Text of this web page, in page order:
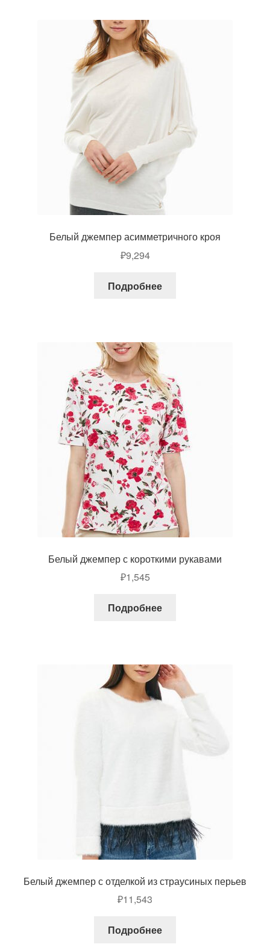
Белый джемпер асимметричного кроя
₽9,294
Подробнее
Белый джемпер с короткими рукавами
₽1,545
Подробнее
Белый джемпер с отделкой из страусиных перьев
₽11,543
Подробнее